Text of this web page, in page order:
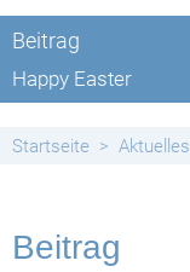
Beitrag
Happy Easter
Startseite Aktuelles
Beitrag